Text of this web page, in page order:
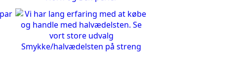
Smykke/halvædelsten på streng